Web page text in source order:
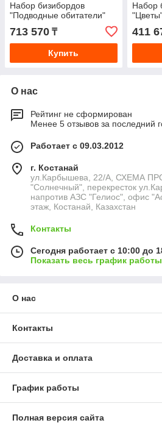
Набор бизибордов
"Подводные обитатели"
713 570 ₸
Купить
Набор
411
О нас
Рейтинг не сформирован
Менее 5 отзывов за последний
Работает с 09.03.2012
г. Костанай
ул.Карбышева, 22/А, СХЕМА
"Солнечный", перекресток
напротив АЗС "Гелиос", офис
этаж, Костанай, Казахстан
Контакты
Сегодня работает с 10:00 до
Показать весь график работы
О нас
Контакты
Доставка и оплата
График работы
Полная версия сайта